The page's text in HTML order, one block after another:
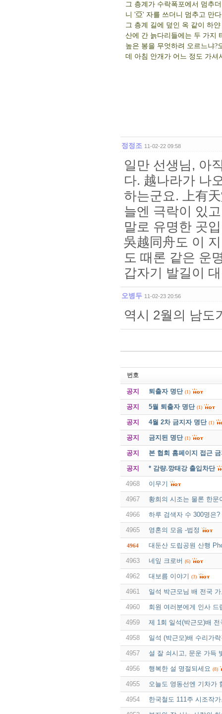
그 층계가 수락폭포에서 멈추
니 '亞' 자를 쓰더니 멈추고 만
그 층계 길에 덮인 옥 같이 하
산에 간 늙다리들에는 두 가지
높은 봉을 무엇하려 오르느냐?
데 아침 안개가 어느 정도 가셔
정정조 11-02-22 09:58
일만 선생님, 아
다. 越나라가 나
하는군요. 上有
늘엔 극락이 있
말로 유명한 곳
吳越同舟도 이
도 때론 같은 운
갑자기 발길이
오병두 11-02-23 20:56
역시 2월의 남도
번호
공지 퇴출자 명단 (1)
공지 5월 퇴출자 명단 (1)
공지 4월 2차 금지자 명단 (1)
공지 금지된 명단 (1)
공지 본 협회 홈페이지 접근
공지 * 감량.깡태강 출입차단
4968 이무기
4967 황희의 시조는 물론 한문
4966 하루 검색자 수 300명은?
4965 영혼의 모음 -법정
4964 대둔산 도립공원 산행
4963 네잎 크로버 (6)
4962 대보름 이야기 (3)
4961 일석 박근모님 배 전국
4960 회원 여러분에게 인사 드
4959 제 1회 일석(박근모)배
4958 일석 (박근모)배 수리가
4957 설 잘 쇠시고, 문운 가득
4956 행복한 설 명절되세요 (8)
4955 오늘도 영동선엔 기차가
4954 한국철도 111주 시조작